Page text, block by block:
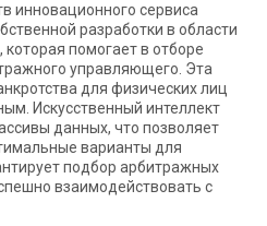
инновационного сервиса
разработки в области
которая помогает в отборе
управляющего. Эта
для физических лиц
Искусственный интеллект
данных, что позволяет
варианты для
подбор арбитражных
взаимодействовать с